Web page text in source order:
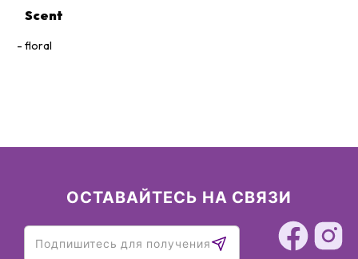
Scent
floral
ОСТАВАЙТЕСЬ НА СВЯЗИ